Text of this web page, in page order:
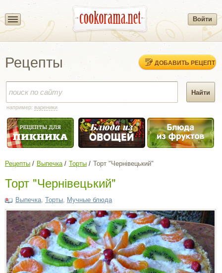
Войти
Рецепты ДОБАВИТЬ РЕЦЕПТ
например: вареники
Рецепты Выпечка Торты Торт "Чернівецький"
Торт "Чернівецький"
Выпечка Торты Мучные блюда